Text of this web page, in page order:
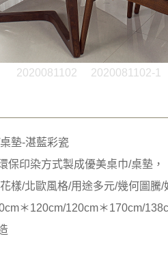
2020081102 2020081102-1
墊-湛藍彩瓷
保印染方式製成優美桌巾/桌墊，
樣/北歐風格/用途多元/幾何圖騰/
＊120cm/120cm＊170cm/